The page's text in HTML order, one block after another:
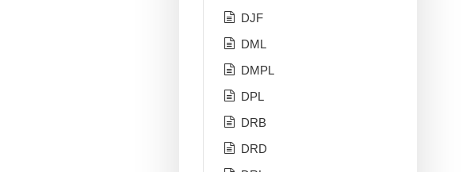
DJF
DML
DMPL
DPL
DRB
DRD